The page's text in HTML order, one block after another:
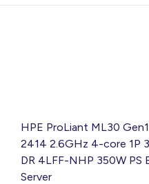
HPE ProLiant ML30
2414 2.6GHz 4-core 1P
DR 4LFF-NHP 350W PS
Server